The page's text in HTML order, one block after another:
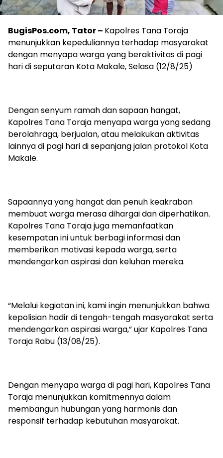
BugisPos.com, Tator – Kapolres Tana Toraja
menunjukkan kepeduliannya terhadap masyarakat
dengan menyapa warga yang beraktivitas di pagi
hari di seputaran Kota Makale, Selasa (12/8/25)
Dengan senyum ramah dan sapaan hangat,
Kapolres Tana Toraja menyapa warga yang sedang
berolahraga, berjualan, atau melakukan aktivitas
lainnya di pagi hari di sepanjang jalan protokol Kota
Makale.
Sapaannya yang hangat dan penuh keakraban
membuat warga merasa dihargai dan diperhatikan.
Kapolres Tana Toraja juga memanfaatkan
kesempatan ini untuk berbagi informasi dan
memberikan motivasi kepada warga, serta
mendengarkan aspirasi dan keluhan mereka.
“Melalui kegiatan ini, kami ingin menunjukkan bahwa
kepolisian hadir di tengah-tengah masyarakat serta
mendengarkan aspirasi warga,” ujar Kapolres Tana
Toraja Rabu (13/08/25).
Dengan menyapa warga di pagi hari, Kapolres Tana
Toraja menunjukkan komitmennya dalam
membangun hubungan yang harmonis dan
responsif terhadap kebutuhan masyarakat.